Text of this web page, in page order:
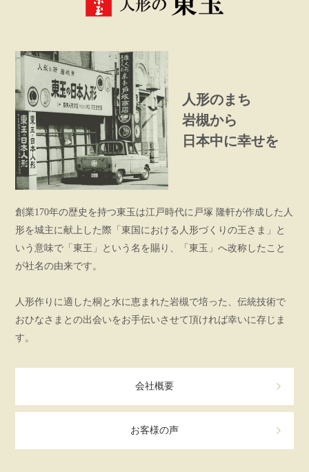
人形のまち
岩槻から
日本中に幸せを
創業170年の歴史を持つ東玉は江戸時代に戸塚 隆軒が作成した人
形を城主に献上した際「東国における人形づくりの王さま」と
いう意味で「東王」という名を賜り、「東玉」へ改称したこと
が社名の由来です。
人形作りに適した桐と水に恵まれた岩槻で培った、伝統技術で
おひなさまとの出会いをお手伝いさせて頂ければ幸いに存じま
す。
会社概要
お客様の声